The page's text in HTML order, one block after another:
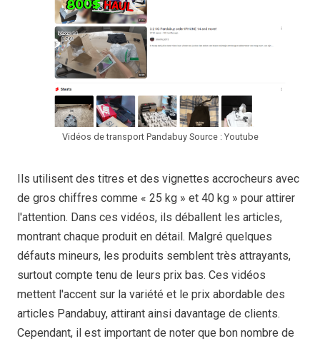
Vidéos de transport Pandabuy Source : Youtube
Ils utilisent des titres et des vignettes accrocheurs avec
de gros chiffres comme « 25 kg » et 40 kg » pour attirer
l'attention. Dans ces vidéos, ils déballent les articles,
montrant chaque produit en détail. Malgré quelques
défauts mineurs, les produits semblent très attrayants,
surtout compte tenu de leurs prix bas. Ces vidéos
mettent l'accent sur la variété et le prix abordable des
articles Pandabuy, attirant ainsi davantage de clients.
Cependant, il est important de noter que bon nombre de